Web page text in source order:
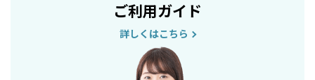
ご利用ガイド
詳しくはこちら